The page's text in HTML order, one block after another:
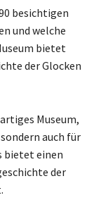
besichtigen
und welche
bietet
der Glocken
Museum,
auch für
bietet einen
der